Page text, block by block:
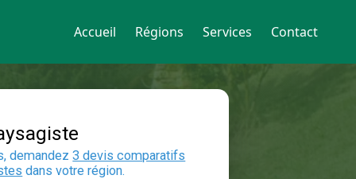
Accueil Régions Services Contact
Devis Paysagiste